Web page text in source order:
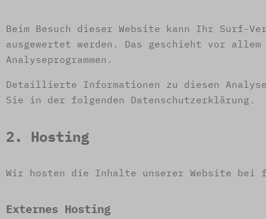
Beim Besuch dieser Website kann Ihr Surf-
ausgewertet werden. Das geschieht vor allem
Analyseprogrammen.
Detaillierte Informationen zu diesen
Sie in der folgenden Datenschutzerklärung.
2. Hosting
Wir hosten die Inhalte unserer Website bei
Externes Hosting